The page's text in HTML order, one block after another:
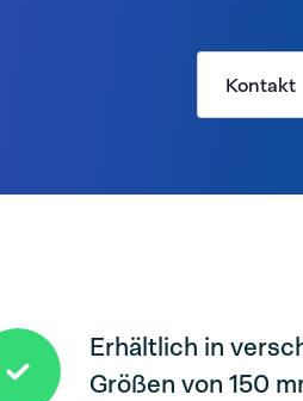
Kontakt
Erhältlich in
Größen von 150